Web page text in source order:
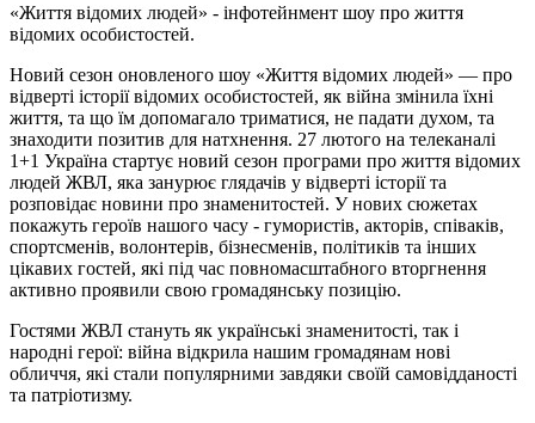
«Життя відомих людей» - інфотейнмент шоу про життя
відомих особистостей.
Новий сезон оновленого шоу «Життя відомих людей» — про
відверті історії відомих особистостей, як війна змінила їхні
життя, та що їм допомагало триматися, не падати духом, та
знаходити позитив для натхнення. 27 лютого на телеканалі
1+1 Україна стартує новий сезон програми про життя відомих
людей ЖВЛ, яка занурює глядачів у відверті історії та
розповідає новини про знаменитостей. У нових сюжетах
покажуть героїв нашого часу - гумористів, акторів, співаків,
спортсменів, волонтерів, бізнесменів, політиків та інших
цікавих гостей, які під час повномасштабного вторгнення
активно проявили свою громадянську позицію.
Гостями ЖВЛ стануть як українські знаменитості, так і
народні герої: війна відкрила нашим громадянам нові
обличчя, які стали популярними завдяки своїй самовідданості
та патріотизму.